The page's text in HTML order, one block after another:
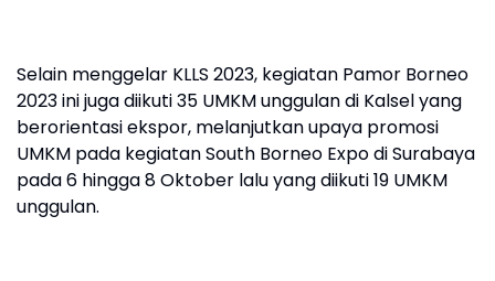
Selain menggelar KLLS 2023, kegiatan Pamor Borneo
2023 ini juga diikuti 35 UMKM unggulan di Kalsel yang
berorientasi ekspor, melanjutkan upaya promosi
UMKM pada kegiatan South Borneo Expo di Surabaya
pada 6 hingga 8 Oktober lalu yang diikuti 19 UMKM
unggulan.